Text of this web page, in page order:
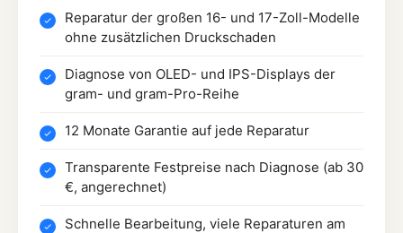
Reparatur der großen 16- und 17-Zoll-Modelle
ohne zusätzlichen Druckschaden
Diagnose von OLED- und IPS-Displays der
gram- und gram-Pro-Reihe
12 Monate Garantie auf jede Reparatur
Transparente Festpreise nach Diagnose (ab 30
€, angerechnet)
Schnelle Bearbeitung, viele Reparaturen am